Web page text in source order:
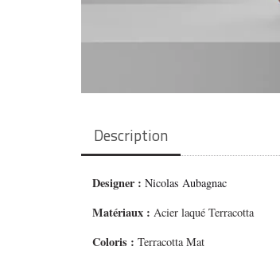
Description
Designer : Nicolas Aubagnac
Matériaux : Acier laqué Terracotta
Coloris : Terracotta Mat